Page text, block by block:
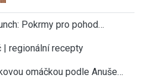
Pokrmy pro pohod…
| regionální recepty
omáčkou podle Anuše…